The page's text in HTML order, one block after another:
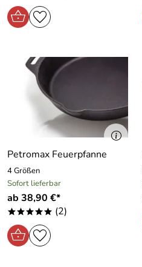
Petromax Feuerpfanne
4 Größen
Sofort lieferbar
ab 38,90 €*
***** (2)